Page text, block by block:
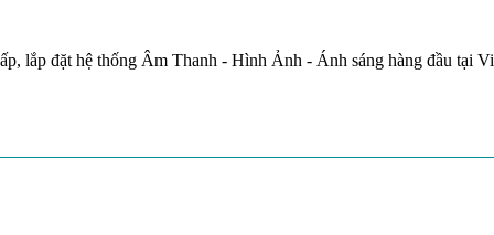
lắp đặt hệ thống Âm Thanh - Hình Ảnh - Ánh sáng hàng đầu tại